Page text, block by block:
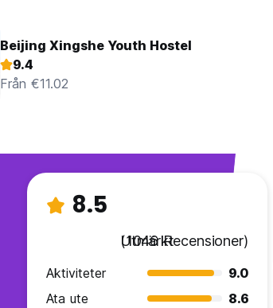
Beijing Xingshe Youth Hostel
9.4
Från €11.02
8.5
Utmärkt
(1046 Recensioner)
Aktiviteter
9.0
Ata ute
8.6